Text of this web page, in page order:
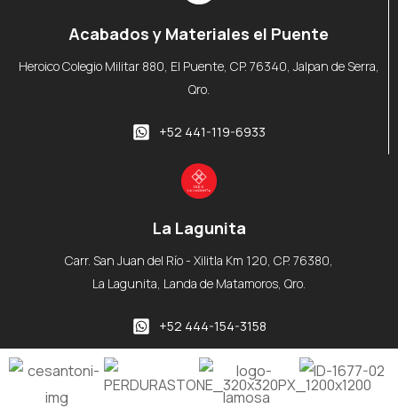
Acabados y Materiales el Puente
Heroico Colegio Militar 880, El Puente, CP. 76340, Jalpan de Serra,
Qro.
+52 441-119-6933
La Lagunita
Carr. San Juan del Río - Xilitla Km 120, CP. 76380,
La Lagunita, Landa de Matamoros, Qro.
+52 444-154-3158